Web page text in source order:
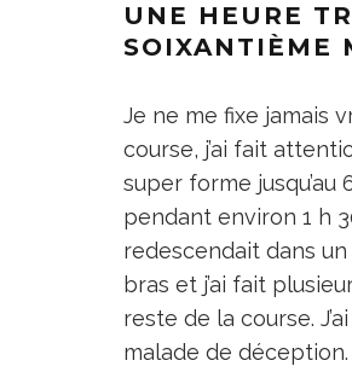
UNE HEURE
SOIXANTIÈME
Je ne me fixe jamais
course, j’ai fait
super forme
pendant environ 1 h
redescendait dans
bras et j’ai fait
reste de la course.
malade de